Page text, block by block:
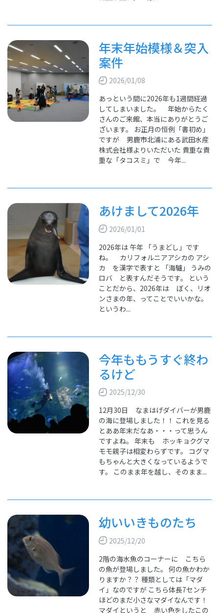
年末年始模様＆突入
案件
2026/01/08
あっという間に2026年も1週間経過
してしまいました。 年始からたく
さんのご来館、本当にありがとうご
ざいます。 お正月の恒例「書初め」
ですが 男鹿市北浦にある武田水産
株式会社様よりいただいた 貴重な貴
重な「タコスミ」で 今年...
あけまして2026年
2026/01/01
2026年は 午年 「うまどし」です
ね。 カリフォルニアアシカの アシ
カ を漢字で表すと 「海驢」 うみの
ロバ と表すんだそうです。 という
ことだから、2026年は ぼく、リオ
ンさまの年、ってことでいいかな。
というわ...
今年ももうすぐ終わ
るけど
2025/12/30
12月30日 なまはげダイバーが男鹿
の海に登場しました！！ これを見る
とああ年末だなあ・・・って思うん
ですよね。 年末も ホッキョクグマ
モモ親子は相変わらずです。 コグマ
もちゃんと大きくなっているようで
す。 このまま年を越し、そのまま...
幼いいきものたち
2025/12/20
2階の海水魚のコーナーに こちら
の魚が登場しました。 何の魚かわか
りますか？？ 種類としては「マダ
イ」なのですが こちら体長7センチ
ほどのまだ小さなマダイなんです！
マダイというと 赤い色をしたこの